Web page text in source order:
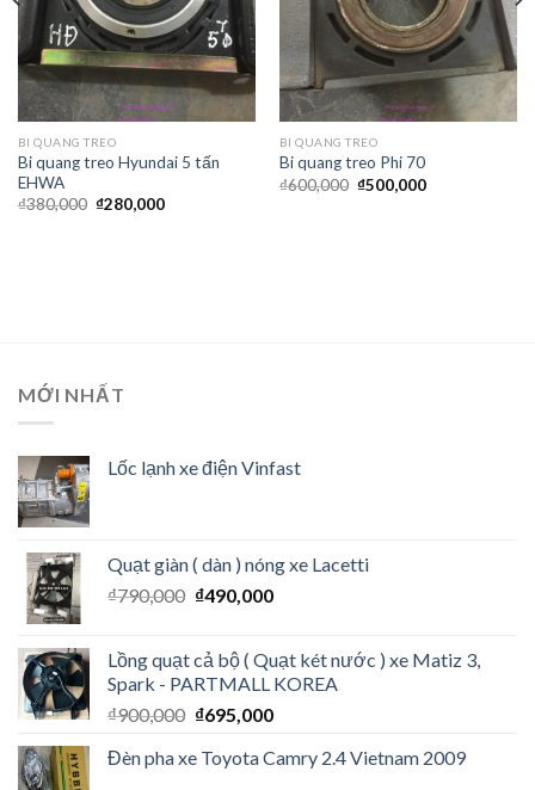
BI QUANG TREO
Bi quang treo Hyundai 5 tấn
EHWA
₫380,000 ₫280,000
BI QUANG TREO
Bi quang treo Phi 70
₫600,000 ₫500,000
MỚI NHẤT
Lốc lạnh xe điện Vinfast
Quạt giàn ( dàn ) nóng xe Lacetti
₫790,000 ₫490,000
Lồng quạt cả bộ ( Quạt két nước ) xe Matiz 3,
Spark - PARTMALL KOREA
₫900,000 ₫695,000
Đèn pha xe Toyota Camry 2.4 Vietnam 2009